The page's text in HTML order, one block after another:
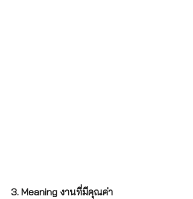
3. Meaning งานที่มีคุณค่า